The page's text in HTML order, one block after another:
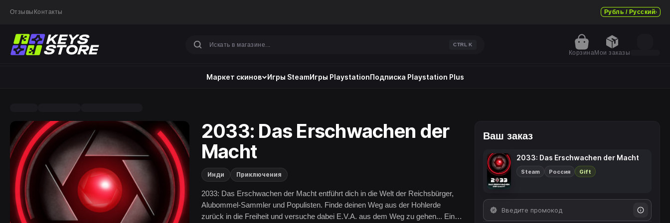
Отзывы Контакты Рубль / Русский
CTRL K
КорзинаМои заказы
Маркет скинов Игры SteamИгры PlaystationПодписка Playstation Plus
2033: Das Erschwachen der
Macht
Инди Приключения
2033: Das Erschwachen der Macht entführt dich in die Welt der Reichsbürger,
Alubommel-Sammler und Populisten. Finde deinen Weg aus der Hohlerde
zurück in die Freiheit und versuche dabei E.V.A. aus dem Weg zu gehen... Ein
Ваш заказ
2033: Das Erschwachen der Macht
Steam Россия Gift